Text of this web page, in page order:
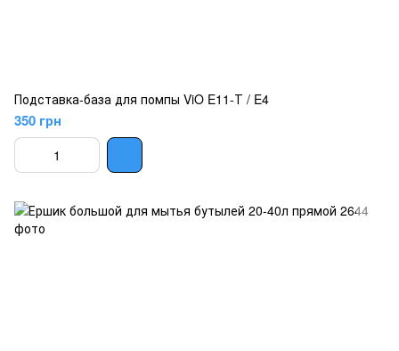
Подставка-база для помпы ViO E11-Т / E4
350 грн